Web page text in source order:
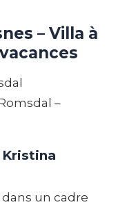
– Villa à
–
Kristina
dans un cadre